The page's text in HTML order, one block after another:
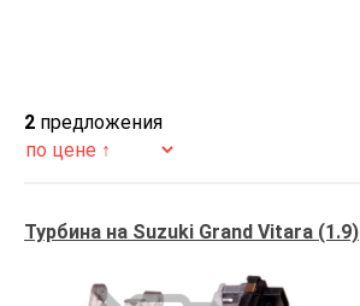
2 предложения
Турбина на Suzuki Grand Vitara (1.9)